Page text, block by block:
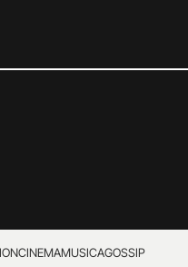
CINEMAMUSICAGOSSIP